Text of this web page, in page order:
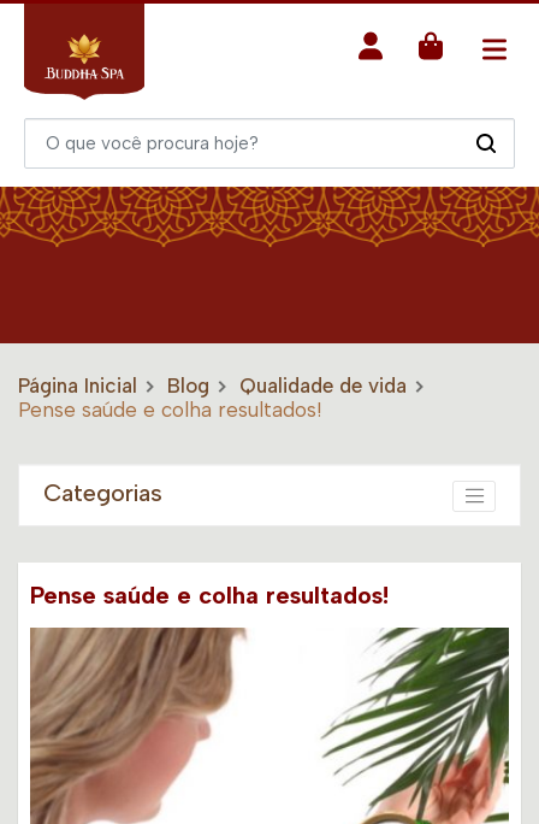
Página Inicial Blog
Qualidade de vida
Pense saúde e colha resultados!
Categorias
Pense saúde e colha resultados!